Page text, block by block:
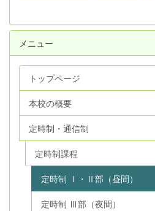
メニュー
トップページ
本校の概要
定時制・通信制
定時制課程
定時制 Ⅰ・Ⅱ部（昼間）
定時制 Ⅲ部（夜間）